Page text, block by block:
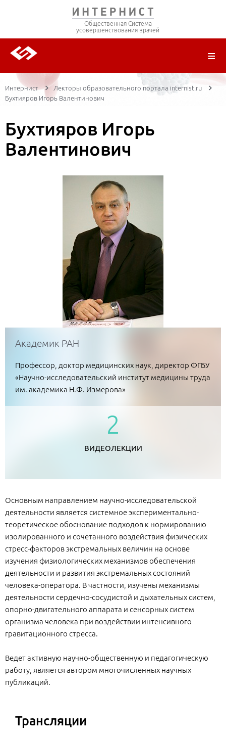
Общественная Система
усовершенствования врачей
ЦИКЛЫ ПЕРЕДАЧ
Интернист
Лекторы образовательного портала internist.ru
Бухтияров Игорь Валентинович
Бухтияров Игорь
Валентинович
Академик РАН
Профессор, доктор медицинских наук, директор ФГБУ
«Научно-исследовательский институт медицины труда
им. академика Н.Ф. Измерова»
2
ВИДЕОЛЕКЦИИ
Основным направлением научно-исследовательской
деятельности является системное экспериментально-
теоретическое обоснование подходов к нормированию
изолированного и сочетанного воздействия физических
стресс-факторов экстремальных величин на основе
изучения физиологических механизмов обеспечения
деятельности и развития экстремальных состояний
человека-оператора. В частности, изучены механизмы
деятельности сердечно-сосудистой и дыхательных систем,
опорно-двигательного аппарата и сенсорных систем
организма человека при воздействии интенсивного
гравитационного стресса.
Ведет активную научно-общественную и педагогическую
работу, является автором многочисленных научных
публикаций.
Трансляции